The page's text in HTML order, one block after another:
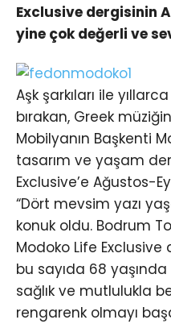
Exclusive dergisinin
yine çok değerli ve
Aşk şarkıları ile
bırakan, Greek
Mobilyanın Başkenti
tasarım ve yaşam
Exclusive’e Ağustos-
“Dört mevsim yazı
konuk oldu. Bodrum
Modoko Life
bu sayıda 68
sağlık ve mutlulukla
rengarenk olmayı